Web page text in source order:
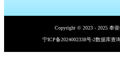
Copyright © 2023 - 2025 奉
宁ICP备2024002338号-2数据库查